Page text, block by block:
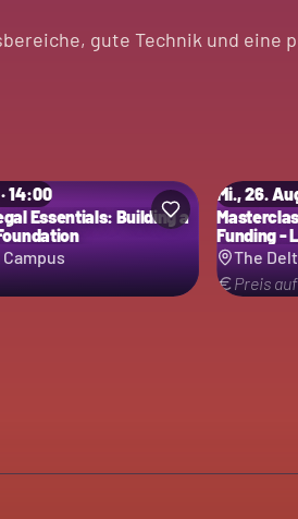
gute Technik und eine
14:00
Essentials: Building a
Mi., 26.
Funding -
Grants
The
Preis